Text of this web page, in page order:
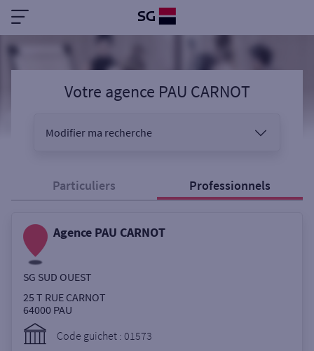
Votre agence PAU CARNOT
Modifier ma recherche
Sélectionnez votre recherche
Ouverte le samedi
Particuliers Professionnels
Agence PAU CARNOT
SG SUD OUEST
25 T RUE CARNOT
64000 PAU
Code guichet : 01573